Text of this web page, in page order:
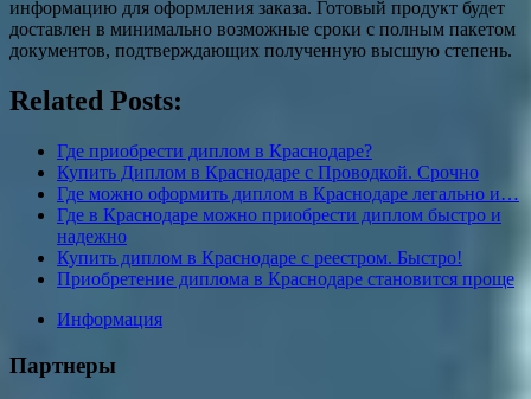
информацию для оформления заказа. Готовый продукт будет
доставлен в минимально возможные сроки с полным пакетом
документов, подтверждающих полученную высшую степень.
Related Posts:
Где приобрести диплом в Краснодаре?
Купить Диплом в Краснодаре с Проводкой. Срочно
Где можно оформить диплом в Краснодаре легально и…
Где в Краснодаре можно приобрести диплом быстро и
надежно
Купить диплом в Краснодаре с реестром. Быстро!
Приобретение диплома в Краснодаре становится проще
Информация
Партнеры